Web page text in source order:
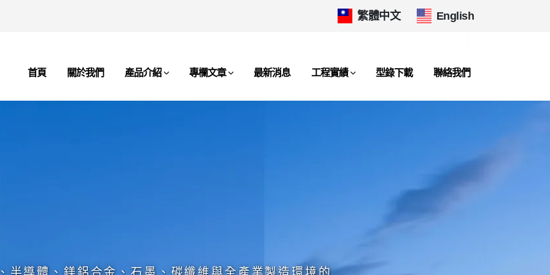
繁體中文 English
首頁 關於我們 產品介紹 專欄文章 最新消息 工程實績 型錄下載 聯絡我們
半導體、鎂鋁合金、石墨、碳纖維與全產業製造環境的